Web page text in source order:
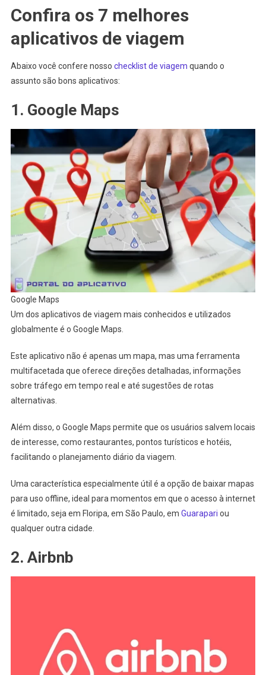
Confira os 7 melhores
aplicativos de viagem
Abaixo você confere nosso checklist de viagem quando o
assunto são bons aplicativos:
1. Google Maps
Google Maps
Um dos aplicativos de viagem mais conhecidos e utilizados
globalmente é o Google Maps.
Este aplicativo não é apenas um mapa, mas uma ferramenta
multifacetada que oferece direções detalhadas, informações
sobre tráfego em tempo real e até sugestões de rotas
alternativas.
Além disso, o Google Maps permite que os usuários salvem locais
de interesse, como restaurantes, pontos turísticos e hotéis,
facilitando o planejamento diário da viagem.
Uma característica especialmente útil é a opção de baixar mapas
para uso offline, ideal para momentos em que o acesso à internet
é limitado, seja em Floripa, em São Paulo, em Guarapari ou
qualquer outra cidade.
2. Airbnb